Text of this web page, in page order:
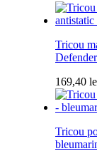
Tricou
169,40
Tricou